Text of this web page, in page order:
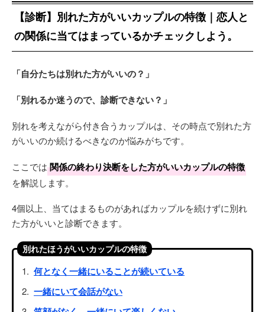
【診断】別れた方がいいカップルの特徴｜恋人と
の関係に当てはまっているかチェックしよう。
「自分たちは別れた方がいいの？」
「別れるか迷うので、診断できない？」
別れを考えながら付き合うカップルは、その時点で別れた方
がいいのか続けるべきなのか悩みがちです。
ここでは 関係の終わり決断をした方がいいカップルの特徴
を解説します。
4個以上、当てはまるものがあればカップルを続けずに別れ
た方がいいと診断できます。
別れたほうがいいカップルの特徴
何となく一緒にいることが続いている
一緒にいて会話がない